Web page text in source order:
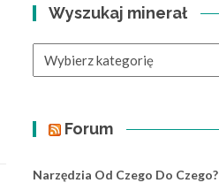
Wyszukaj minerał
Wyszukaj
minerał
Forum
Narzędzia Od Czego Do Czego?